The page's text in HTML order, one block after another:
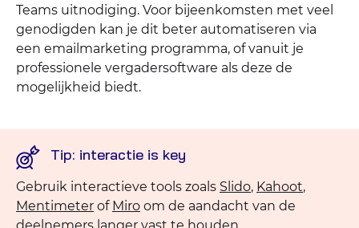
Teams uitnodiging. Voor bijeenkomsten met veel
genodigden kan je dit beter automatiseren via
een emailmarketing programma, of vanuit je
professionele vergadersoftware als deze de
mogelijkheid biedt.
Tip: interactie is key
Gebruik interactieve tools zoals Slido, Kahoot,
Mentimeter of Miro om de aandacht van de